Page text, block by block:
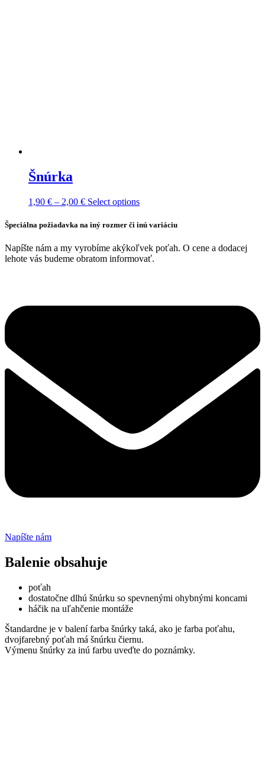
Šnúrka
1,90 € – 2,00 €Price
1,90 €
2,00 €
Select optionsThis
has
variants.
The
options
on
Špeciálna požiadavka na iný rozmer či inú variáciu
Napíšte nám a my vyrobíme akýkoľvek poťah. O cene a dodacej
lehote vás budeme obratom informovať.
Napíšte nám
Balenie obsahuje
poťah
dostatočne dlhú šnúrku so spevnenými ohybnými koncami
háčik na uľahčenie montáže
Štandardne je v balení farba šnúrky taká, ako je farba poťahu,
dvojfarebný poťah má šnúrku čiernu.
Výmenu šnúrky za inú farbu uveďte do poznámky.